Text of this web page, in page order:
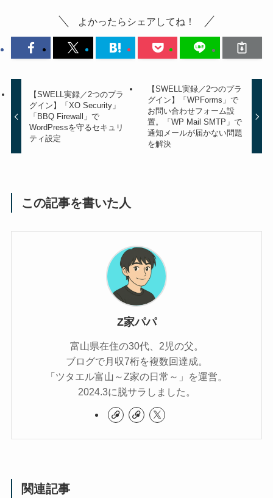
よかったらシェアしてね！
【SWELL実録／2つのプラ
グイン】「XO Security」
「BBQ Firewall」で
WordPressを守るセキュリ
ティ設定
【SWELL実録／2つのプラ
グイン】「WPForms」で
お問い合わせフォーム設
置。「WP Mail SMTP」で
通知メールが届かない問題
を解決
この記事を書いた人
Z家パパ
富山県在住の30代、2児の父。
ブログで月収7桁を複数回達成。
「ツタエル富山～Z家の日常～」を運営。
2024.3に脱サラしました。
関連記事